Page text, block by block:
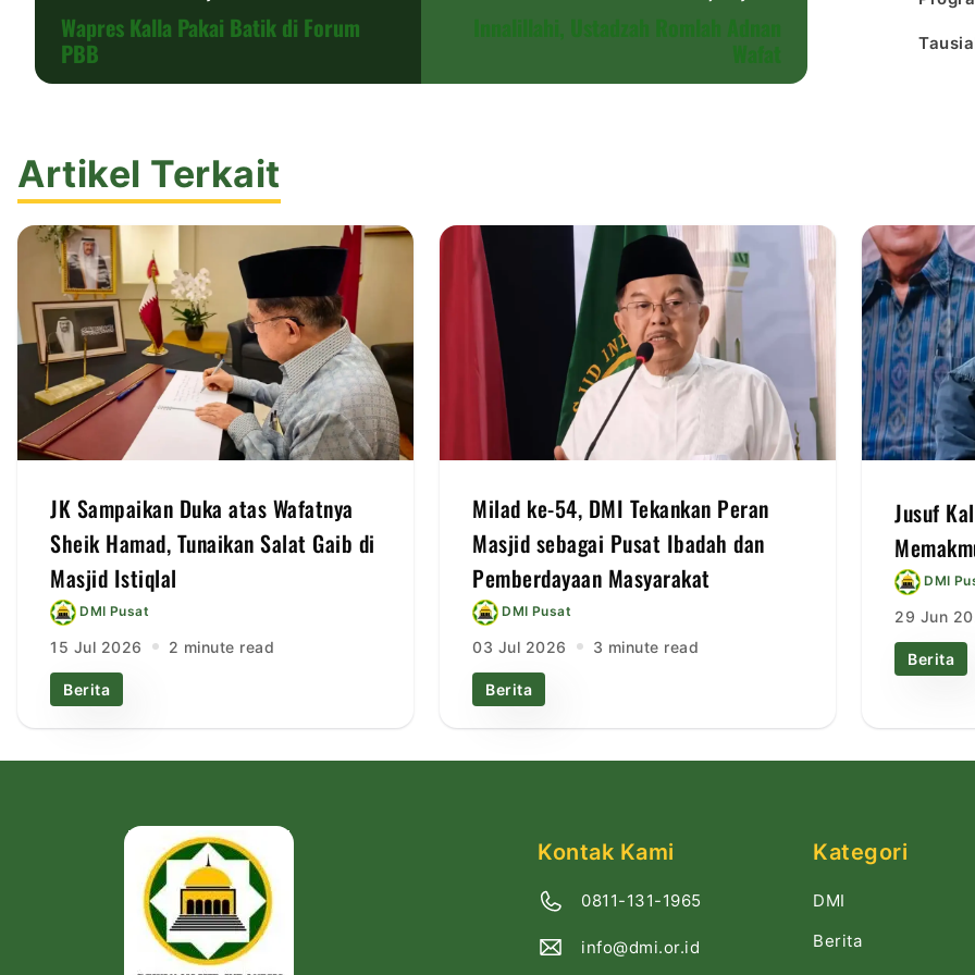
Wapres Kalla Pakai Batik di Forum
PBB
Artikel Terkait
JK Sampaikan Duka atas Wafatnya
Sheik Hamad, Tunaikan Salat Gaib di
Masjid Istiqlal
DMI Pusat
15 Jul 2026 2 minute read
Berita
Milad ke-54, DMI Tekankan Peran
Masjid sebagai Pusat Ibadah dan
Pemberdayaan Masyarakat
DMI Pusat
03 Jul 2026 3 minute read
Berita
Jusuf
DMI
29 Jun
Berita
Kontak Kami
0811-131-1965
info@dmi.or.id
Kategori
DMI
Berita